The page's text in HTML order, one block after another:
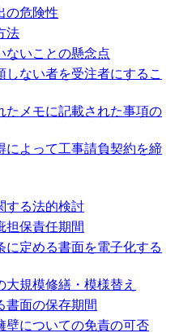
の危険性
法
ないことの懸念点
ない者を受注者にするこ
たメモに記載された事項の
によって工事請負契約を締
する法的検討
担保責任期間
に定める書面を電子化する
規模修繕・模様替え
書面の保存期間
壁についての免責の可否